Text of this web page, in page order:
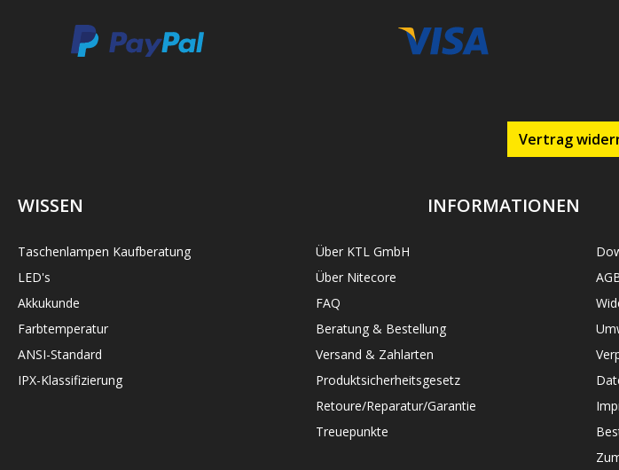
Vertrag
WISSEN
Taschenlampen Kaufberatung
LED's
Akkukunde
Farbtemperatur
ANSI-Standard
IPX-Klassifizierung
INFORMATIONEN
Über KTL GmbH
Über Nitecore
FAQ
Beratung & Bestellung
Versand & Zahlarten
Produktsicherheitsgesetz
Retoure/Reparatur/Garantie
Treuepunkte